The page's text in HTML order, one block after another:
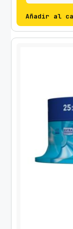
Añadir al